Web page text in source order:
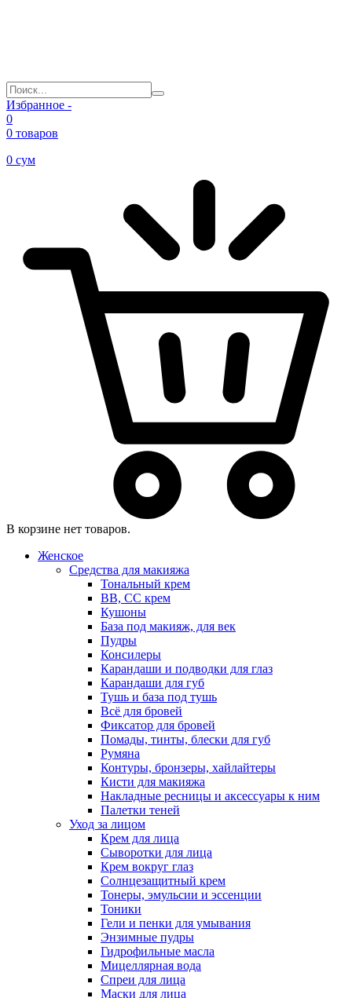
Избранное -
0
0 товаров
0 сум
В корзине нет товаров.
Женское
Средства для макияжа
Тональный крем
BB, CC крем
Кушоны
База под макияж, для век
Пудры
Консилеры
Карандаши и подводки для глаз
Карандаши для губ
Тушь и база под тушь
Всё для бровей
Фиксатор для бровей
Помады, тинты, блески для губ
Румяна
Контуры, бронзеры, хайлайтеры
Кисти для макияжа
Накладные ресницы и аксессуары к ним
Палетки теней
Уход за лицом
Крем для лица
Сыворотки для лица
Крем вокруг глаз
Солнцезащитный крем
Тонеры, эмульсии и эссенции
Тоники
Гели и пенки для умывания
Энзимные пудры
Гидрофильные масла
Мицеллярная вода
Спреи для лица
Маски для лица